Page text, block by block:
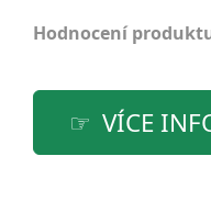
Hodnocení
VÍCE